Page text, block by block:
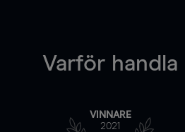
Varför handla
VINNARE
2021